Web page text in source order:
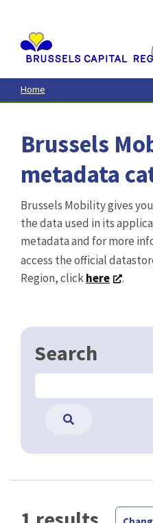
contenu
principal
Home
Brussels
metadata
Brussels Mobility gives
the data used in its
metadata and for more
access the official
Region, clickhere .
Search